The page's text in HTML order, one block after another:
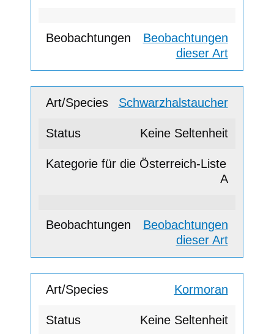
Beobachtungen
dieser Art
Schwarzhalstaucher
Keine Seltenheit
A
Beobachtungen
dieser Art
Kormoran
Keine Seltenheit